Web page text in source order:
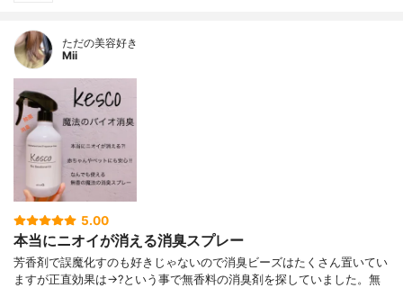
ただの美容好き
Mii
5.00
本当にニオイが消える消臭スプレー
芳香剤で誤魔化すのも好きじゃないので消臭ビーズはたくさん置いてい
ますが正直効果は→?という事で無香料の消臭剤を探していました。無